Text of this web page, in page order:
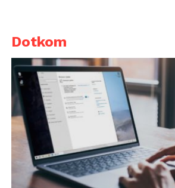
Dotkom